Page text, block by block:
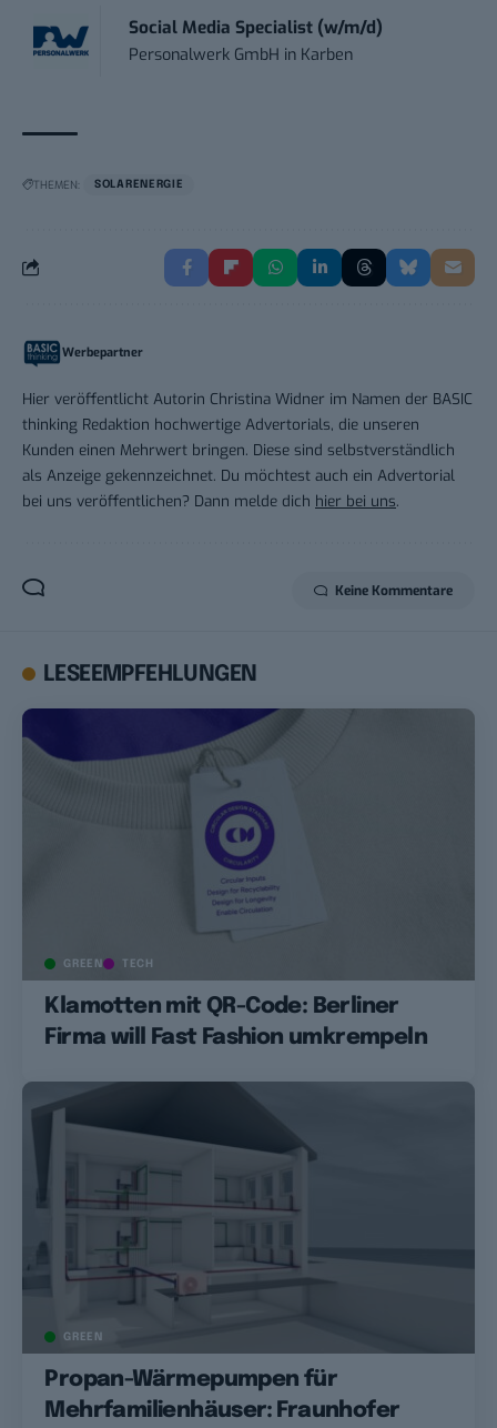
Social Media Specialist (w/m/d)
Personalwerk GmbH in Karben
THEMEN: SOLARENERGIE
Werbepartner
Hier veröffentlicht Autorin Christina Widner im Namen der BASIC
thinking Redaktion hochwertige Advertorials, die unseren
Kunden einen Mehrwert bringen. Diese sind selbstverständlich
als Anzeige gekennzeichnet. Du möchtest auch ein Advertorial
bei uns veröffentlichen? Dann melde dich hier bei uns.
Keine Kommentare
LESEEMPFEHLUNGEN
GREEN TECH
Klamotten mit QR-Code: Berliner
Firma will Fast Fashion umkrempeln
GREEN
Propan-Wärmepumpen für
Mehrfamilienhäuser: Fraunhofer